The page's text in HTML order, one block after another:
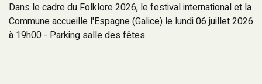
Dans le cadre du Folklore 2026, le festival international et la
Commune accueille l'Espagne (Galice) le lundi 06 juillet 2026
à 19h00 - Parking salle des fêtes